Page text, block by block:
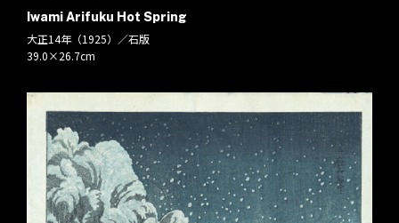
Iwami Arifuku Hot Spring
大正14年（1925）／石版
39.0×26.7cm